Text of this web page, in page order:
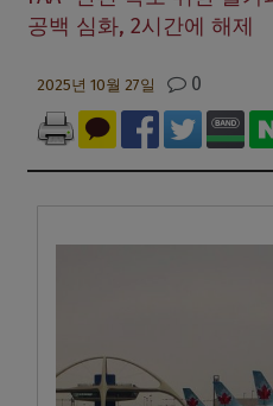
공백 심화, 2시간에 해제
2025년 10월 27일 0